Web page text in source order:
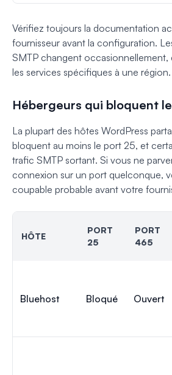
Vérifiez toujours la documentation
fournisseur avant la configuration.
SMTP changent occasionnellement,
les services spécifiques à une région.
Hébergeurs qui bloquent
La plupart des hôtes WordPress
bloquent au moins le port 25, et
trafic SMTP sortant. Si vous ne
connexion sur un port quelconque,
coupable probable avant votre
HÔTE
PORT
25
PORT
465
Bluehost Bloqué Ouvert